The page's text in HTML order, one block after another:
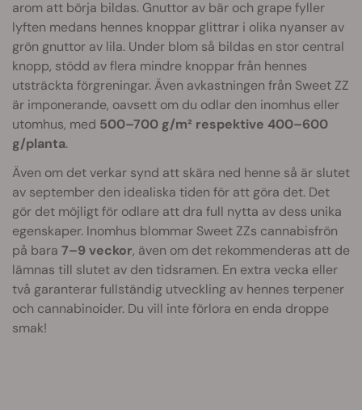
arom att börja bildas. Gnuttor av bär och grape fyller
lyften medans hennes knoppar glittrar i olika nyanser av
grön gnuttor av lila. Under blom så bildas en stor central
knopp, stödd av flera mindre knoppar från hennes
utsträckta förgreningar. Även avkastningen från Sweet ZZ
är imponerande, oavsett om du odlar den inomhus eller
utomhus, med 500–700 g/m² respektive 400–600
g/planta.
Även om det verkar synd att skära ned henne så är slutet
av september den idealiska tiden för att göra det. Det
gör det möjligt för odlare att dra full nytta av dess unika
egenskaper. Inomhus blommar Sweet ZZs cannabisfrön
på bara 7–9 veckor, även om det rekommenderas att de
lämnas till slutet av den tidsramen. En extra vecka eller
två garanterar fullständig utveckling av hennes terpener
och cannabinoider. Du vill inte förlora en enda droppe
smak!